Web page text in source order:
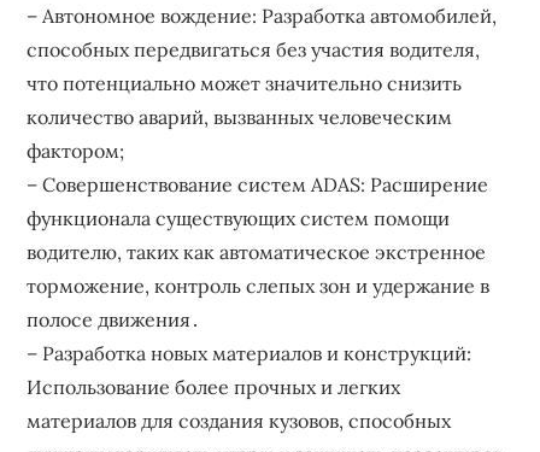
– Автономное вождение: Разработка автомобилей,
способных передвигаться без участия водителя,
что потенциально может значительно снизить
количество аварий, вызванных человеческим
фактором;
– Совершенствование систем ADAS: Расширение
функционала существующих систем помощи
водителю, таких как автоматическое экстренное
торможение, контроль слепых зон и удержание в
полосе движения․
– Разработка новых материалов и конструкций:
Использование более прочных и легких
материалов для создания кузовов, способных